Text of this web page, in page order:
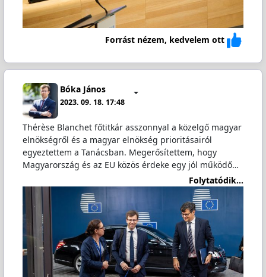
Forrást nézem, kedvelem ott
Bóka János
2023. 09. 18. 17:48
Thérèse Blanchet főtitkár asszonnyal a közelgő magyar
elnökségről és a magyar elnökség prioritásairól
egyeztettem a Tanácsban. Megerősítettem, hogy
Magyarország és az EU közös érdeke egy jól működő…
Folytatódik...